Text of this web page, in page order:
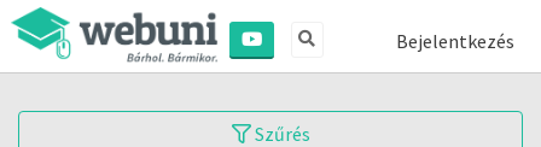
Bejelentkezés
Szűrés